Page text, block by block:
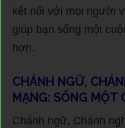
kết nối với mọi người
giúp bạn sống một
hơn.
CHÁNH NGỮ,
MẠNG: SỐNG
Chánh ngữ, Chánh